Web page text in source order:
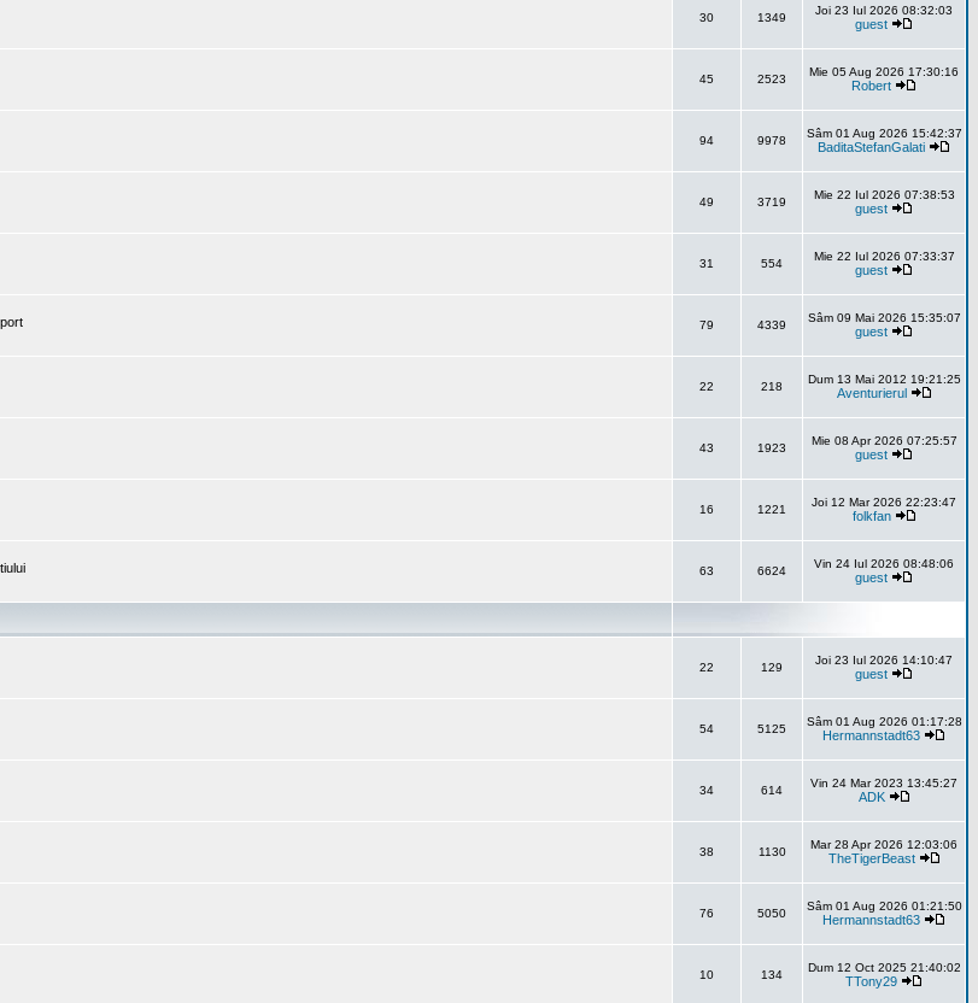
30 1349
Joi 23 Iul 2026 08:32:03
guest
45 2523
Mie 05 Aug 2026 17:30:16
Robert
94 9978
Sâm 01 Aug 2026 15:42:37
BaditaStefanGalati
49 3719
Mie 22 Iul 2026 07:38:53
guest
31 554
Mie 22 Iul 2026 07:33:37
guest
79 4339
Sâm 09 Mai 2026 15:35:07
guest
22 218
Dum 13 Mai 2012 19:21:25
Aventurierul
43 1923
Mie 08 Apr 2026 07:25:57
guest
16 1221
Joi 12 Mar 2026 22:23:47
folkfan
63 6624
Vin 24 Iul 2026 08:48:06
guest
22 129
Joi 23 Iul 2026 14:10:47
guest
54 5125
Sâm 01 Aug 2026 01:17:28
Hermannstadt63
34 614
Vin 24 Mar 2023 13:45:27
ADK
38 1130
Mar 28 Apr 2026 12:03:06
TheTigerBeast
76 5050
Sâm 01 Aug 2026 01:21:50
Hermannstadt63
10 134
Dum 12 Oct 2025 21:40:02
TTony29